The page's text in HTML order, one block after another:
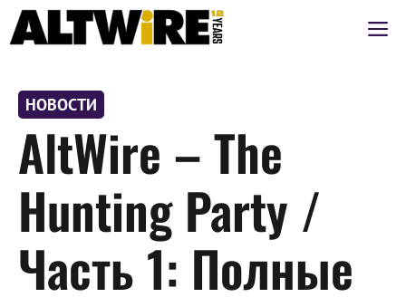
Перейти
НОВОСТИ
AltWire – The
Hunting Party /
Часть 1: Полные